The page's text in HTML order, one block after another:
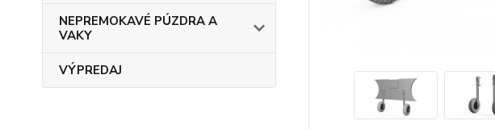
NEPREMOKAVÉ PÚZDRA A
VAKY
VÝPREDAJ